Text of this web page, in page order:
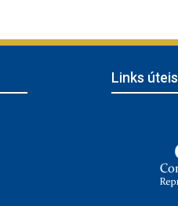
Links úteis